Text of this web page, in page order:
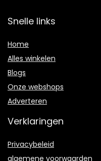
Snelle links
Home
Alles winkelen
Blogs
Onze webshops
Adverteren
Verklaringen
Privacybeleid
algemene voorwaarden